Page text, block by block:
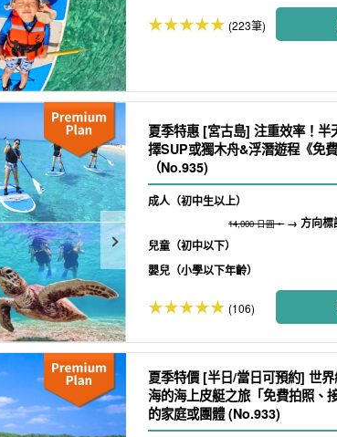
(223筆)
夏季特惠 [宮古島] 注重效率！
擇SUP或獨木舟&浮潛遊程《免
（No.935)
成人（初中生以上）
14,000 日圓。→ 方向標
兒童（初中以下）
嬰兒（小學以下年齡）
(106)
夏季特價 [半日/當日可預約] 世
海的海上皮艇之旅「免費拍照、
的家庭或團體 (No.933)